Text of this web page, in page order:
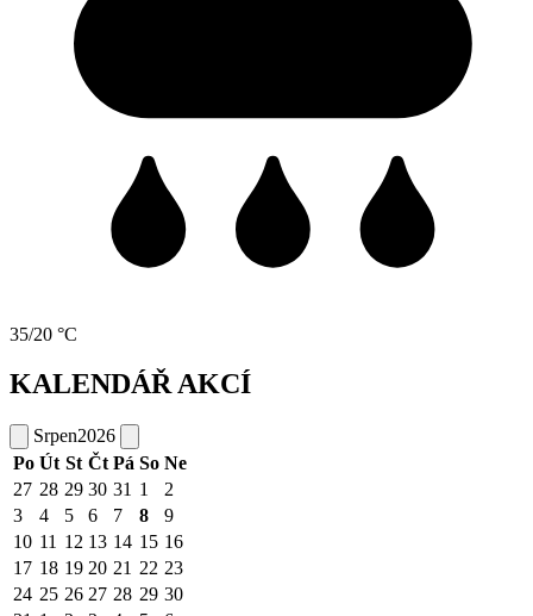
35/20 °C
KALENDÁŘ AKCÍ
Srpen2026
Po Út St Čt Pá So Ne
27 28 29 30 31 1
2
3
4 5 6 7 8
9
10 11 12 13 14 15 16
17 18 19 20 21 22 23
24 25 26 27 28 29 30